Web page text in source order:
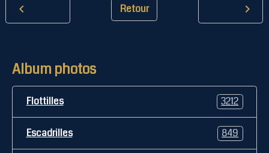
Retour
Album photos
Flottilles 3212
Escadrilles 849